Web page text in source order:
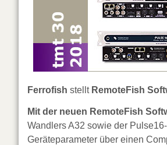
Ferrofish stellt RemoteFish
Mit der neuen RemoteFish
Wandlers A32 sowie der
Geräteparameter über einen